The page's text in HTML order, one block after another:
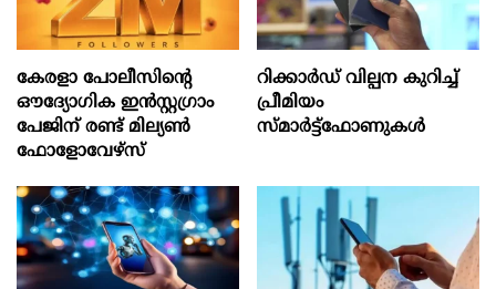
കേരളാ പോലീസിന്‍റെ
ഔദ്യോഗിക ഇന്‍സ്റ്റഗ്രാം
പേജിന് രണ്ട് മില്യണ്‍
ഫോളോവേഴ്സ്
റിക്കാർഡ് വില്പന കുറിച്ച്
പ്രീമിയം
സ്മാർട്ട്ഫോണുകൾ